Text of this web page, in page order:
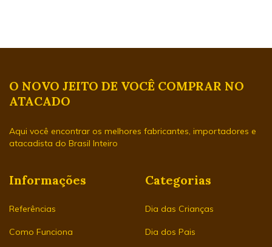
O NOVO JEITO DE VOCÊ COMPRAR NO
ATACADO
Aqui você encontrar os melhores fabricantes, importadores e
atacadista do Brasil Inteiro
Informações
Referências
Como Funciona
Categorias
Dia das Crianças
Dia dos Pais